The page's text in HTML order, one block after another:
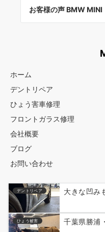
お客様の声 BMW MINI
ホーム
デントリペア
ひょう害車修理
フロントガラス修理
会社概要
ブログ
お問い合わせ
デントリペア 大きな凹み
ひょう被害 千葉県勝浦